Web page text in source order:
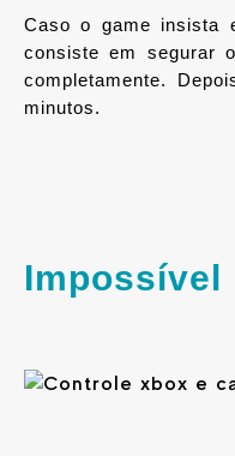
Caso o game insista
consiste em segurar
completamente.
minutos.
Impossível